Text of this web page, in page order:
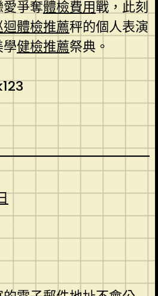
爭奪體檢費用戰，此刻
迴體檢推薦秤的個人表演
健檢推薦祭典。